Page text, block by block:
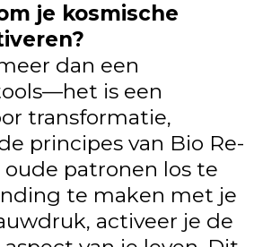
je kosmische
dan een
is een
transformatie,
principes van Bio Re-
oude patronen los te
te maken met je
activeer je de